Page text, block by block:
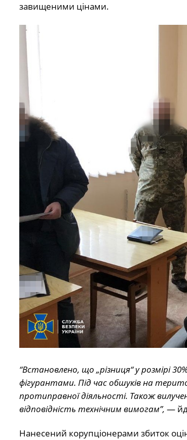
завищеними цінами.
“Встановлено, що „різниця“ у розмірі
фігурантами. Під час обшуків на
протиправної діяльності. Також
відповідність технічним вимогам”, —
Нанесений корупціонерами збиток